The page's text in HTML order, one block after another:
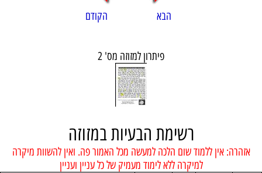
הבא הקודם
פיתרון למזוזה מס' 2
רשימת הבעיות במזוזה
אזהרה: אין ללמוד שום הלכה למעשה מכל האמור פה. ואין להשוות מיקרה
למיקרה ללא לימוד מעמיק של כל עניין ועניין